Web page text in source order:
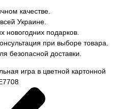
качестве.
Украине.
новогодних подарков.
при выборе товара.
безопасной доставки.
игра в цветной картонной